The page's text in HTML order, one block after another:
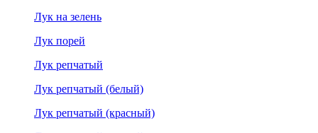
Лук на зелень
Лук порей
Лук репчатый
Лук репчатый (белый)
Лук репчатый (красный)